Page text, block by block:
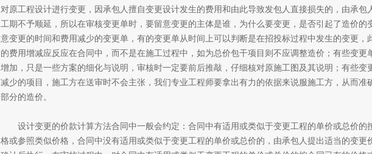
对原工程设计进行变更，因承包人擅自变更设计发生的费用和由此导致发包人直接损失的，由承包
工期不予顺延，所以在审核变更单时，要留意变更的主体是谁，为什么要变更，是否引起了造价的
意变更的时间和费用减少的变更单，有的变更单从时间上可以判断是在招投标过程中发生的变更，
的费用增减应反应在合同中，而不是在施工过程中，如为总价包干项目则不应调整造价；有些变更
增加，只是一些方案的细化与说明，审核时一定要前后推敲，仔细核对原施工图及其说明；有些变
减少的项目，施工方在送审时不会主张，我们专业工程师要拿出有力的依据来说服施工方，从而准
部分的造价。
设计变更的价款计算方法合同中一般会约定：合同中有适用或类似于变更工程的单价或总价的
格或参照类似价格，合同中没有适用或类似于变更工程的单价或总价的，由承包人提出适当的变更